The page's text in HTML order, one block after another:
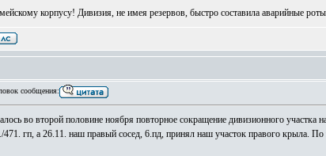
корпусу! Дивизия, не имея резервов, быстро составила аварийные
сообщения:
во второй половине ноября повторное сокращение дивизионного
гп, а 26.11. наш правый сосед, 6.пд, принял наш участок правого крыла.